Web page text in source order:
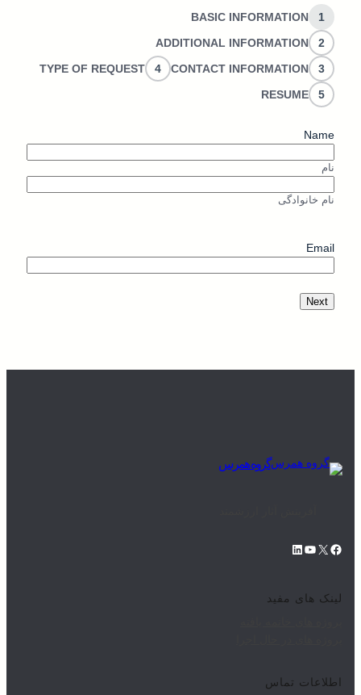
1
BASIC INFORMATION
2
ADDITIONAL INFORMATION
3
CONTACT INFORMATION
4
TYPE OF REQUEST
5
RESUME
Name
نام
نام خانوادگی
Email
گروه همرس
لینک های مفید
اطلاعات تماس